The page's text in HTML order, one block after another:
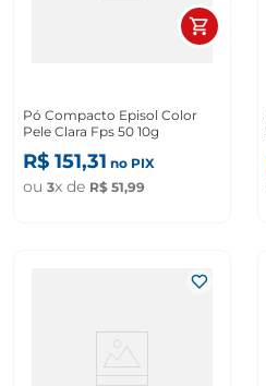
Pó Compacto Episol Color
Pele Clara Fps 50 10g
R$ 151,31 no PIX
ou 3x de R$ 51,99